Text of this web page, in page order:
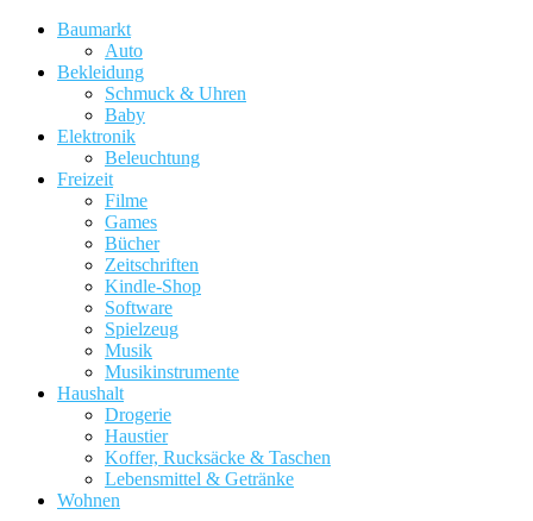
Baumarkt
Auto
Bekleidung
Schmuck & Uhren
Baby
Elektronik
Beleuchtung
Freizeit
Filme
Games
Bücher
Zeitschriften
Kindle-Shop
Software
Spielzeug
Musik
Musikinstrumente
Haushalt
Drogerie
Haustier
Koffer, Rucksäcke & Taschen
Lebensmittel & Getränke
Wohnen